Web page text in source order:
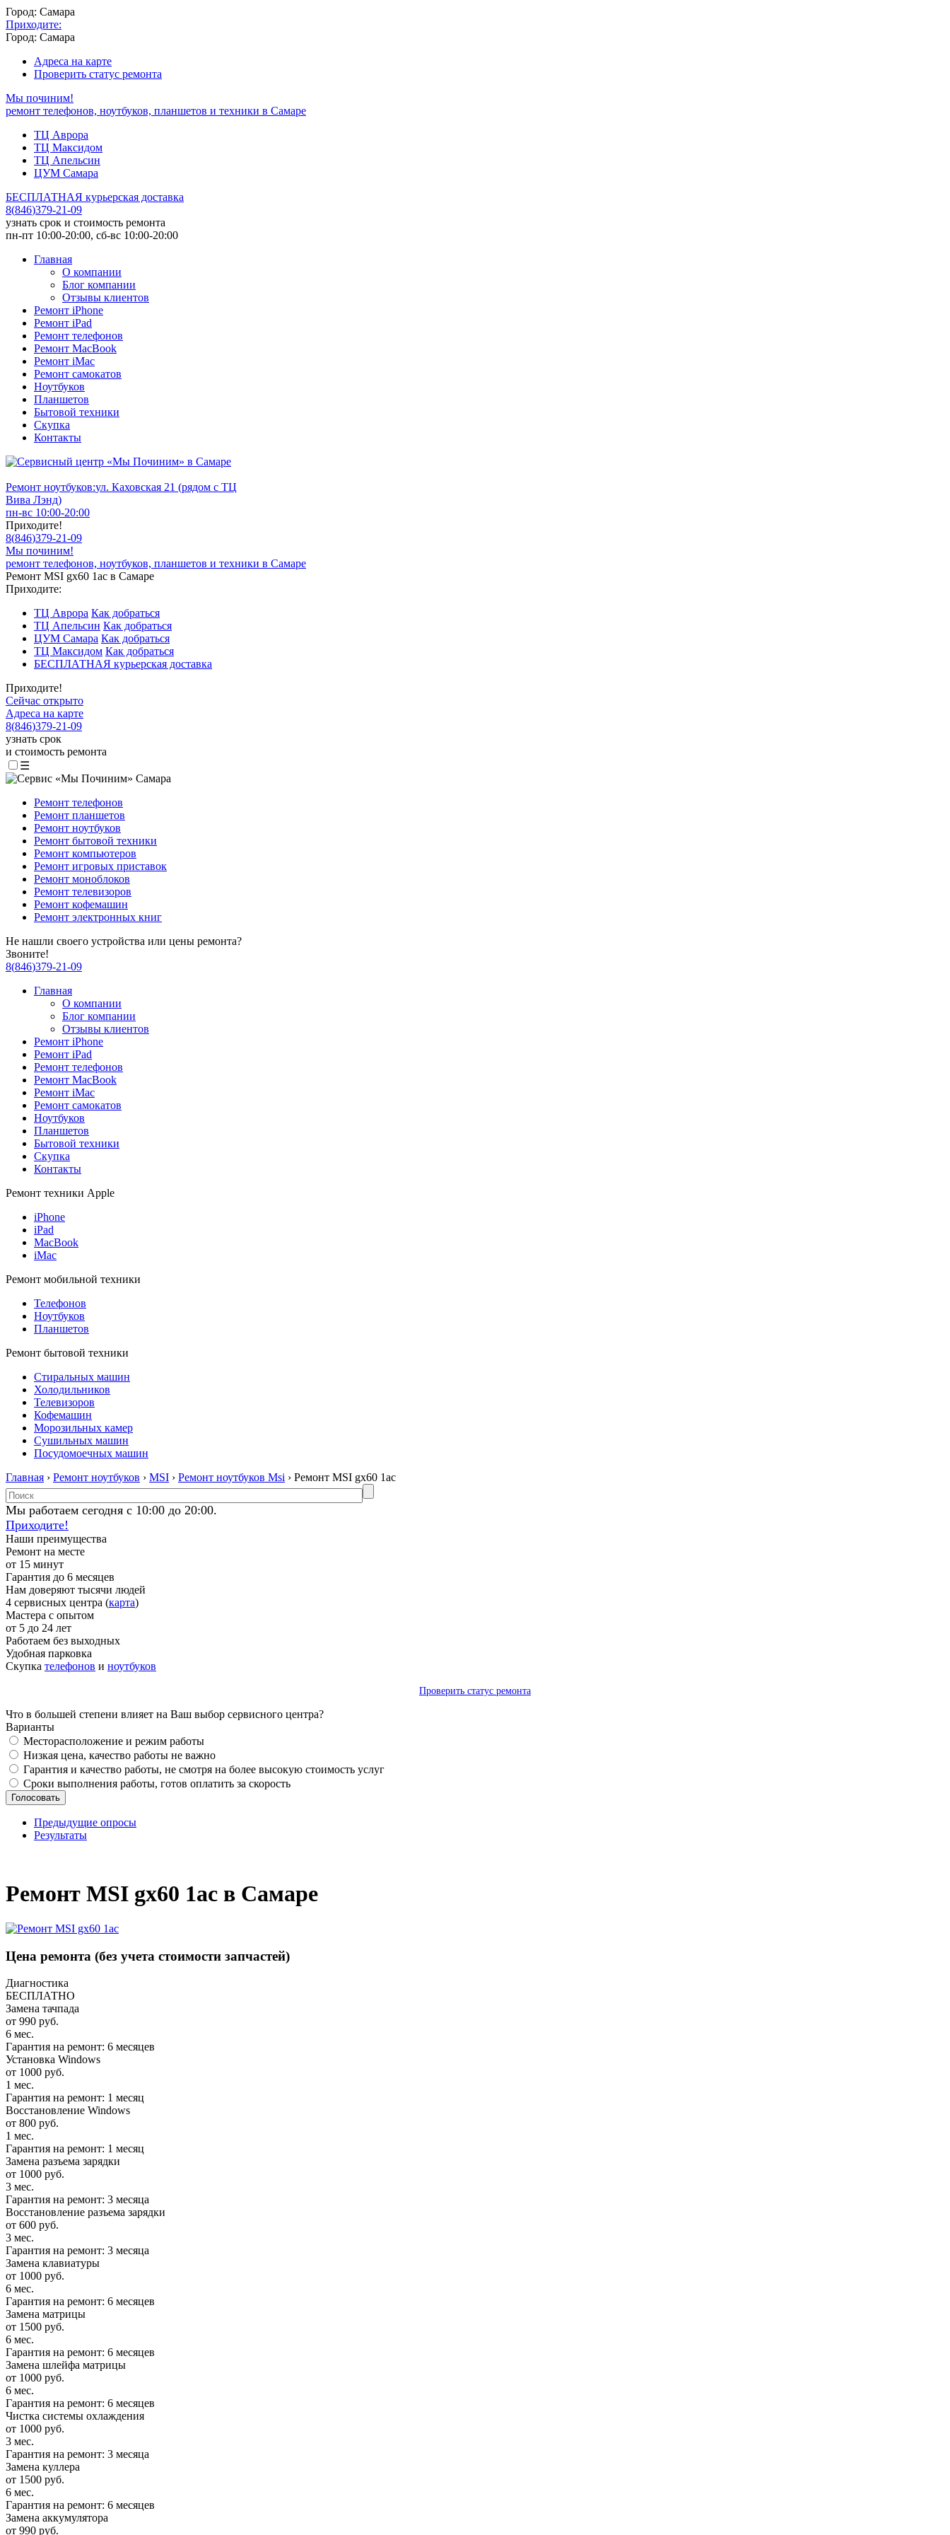
Город: Самара
Приходите:
Город: Самара
Адреса на карте
Проверить статус ремонта
Мы починим!
ремонт телефонов, ноутбуков, планшетов и техники в Самаре
ТЦ Аврора
ТЦ Максидом
ТЦ Апельсин
ЦУМ Самара
БЕСПЛАТНАЯ курьерская доставка
8(846)379-21-09
узнать срок и стоимость ремонта
пн-пт 10:00-20:00, сб-вс 10:00-20:00
Главная
О компании
Блог компании
Отзывы клиентов
Ремонт iPhone
Ремонт iPad
Ремонт телефонов
Ремонт MacBook
Ремонт iMac
Ремонт самокатов
Ноутбуков
Планшетов
Бытовой техники
Скупка
Контакты
Ремонт ноутбуков:ул. Каховская 21 (рядом с ТЦ
Вива Лэнд)
пн-вс 10:00-20:00
Приходите!
8(846)379-21-09
Мы починим!
ремонт телефонов, ноутбуков, планшетов и техники в Самаре
Ремонт MSI gx60 1ac в Самаре
Приходите:
ТЦ Аврора Как добраться
ТЦ Апельсин Как добраться
ЦУМ Самара Как добраться
ТЦ Максидом Как добраться
БЕСПЛАТНАЯ курьерская доставка
Приходите!
Сейчас открыто
Адреса на карте
8(846)379-21-09
узнать срок
и стоимость ремонта
☰
Ремонт телефонов
Ремонт планшетов
Ремонт ноутбуков
Ремонт бытовой техники
Ремонт компьютеров
Ремонт игровых приставок
Ремонт моноблоков
Ремонт телевизоров
Ремонт кофемашин
Ремонт электронных книг
Не нашли своего устройства или цены ремонта?
Звоните!
8(846)379-21-09
Главная
О компании
Блог компании
Отзывы клиентов
Ремонт iPhone
Ремонт iPad
Ремонт телефонов
Ремонт MacBook
Ремонт iMac
Ремонт самокатов
Ноутбуков
Планшетов
Бытовой техники
Скупка
Контакты
Ремонт техники Apple
iPhone
iPad
MacBook
iMac
Ремонт мобильной техники
Телефонов
Ноутбуков
Планшетов
Ремонт бытовой техники
Стиральных машин
Холодильников
Телевизоров
Кофемашин
Морозильных камер
Сушильных машин
Посудомоечных машин
Главная › Ремонт ноутбуков › MSI › Ремонт ноутбуков Msi › Ремонт MSI gx60 1ac
Мы работаем сегодня с 10:00 до 20:00.
Приходите!
Наши преимущества
Ремонт на месте
от 15 минут
Гарантия до 6 месяцев
Нам доверяют тысячи людей
4 сервисных центра (карта)
Мастера с опытом
от 5 до 24 лет
Работаем без выходных
Удобная парковка
Скупка телефонов и ноутбуков
Проверить статус ремонта
Что в большей степени влияет на Ваш выбор сервисного центра?
Варианты
Месторасположение и режим работы
Низкая цена, качество работы не важно
Гарантия и качество работы, не смотря на более высокую стоимость услуг
Сроки выполнения работы, готов оплатить за скорость
Предыдущие опросы
Результаты
Ремонт MSI gx60 1ac в Самаре
Цена ремонта (без учета стоимости запчастей)
Диагностика
БЕСПЛАТНО
Замена тачпада
от 990 руб.
6 мес.
Гарантия на ремонт: 6 месяцев
Установка Windows
от 1000 руб.
1 мес.
Гарантия на ремонт: 1 месяц
Восстановление Windows
от 800 руб.
1 мес.
Гарантия на ремонт: 1 месяц
Замена разъема зарядки
от 1000 руб.
3 мес.
Гарантия на ремонт: 3 месяца
Восстановление разъема зарядки
от 600 руб.
3 мес.
Гарантия на ремонт: 3 месяца
Замена клавиатуры
от 1000 руб.
6 мес.
Гарантия на ремонт: 6 месяцев
Замена матрицы
от 1500 руб.
6 мес.
Гарантия на ремонт: 6 месяцев
Замена шлейфа матрицы
от 1000 руб.
6 мес.
Гарантия на ремонт: 6 месяцев
Чистка системы охлаждения
от 1000 руб.
3 мес.
Гарантия на ремонт: 3 месяца
Замена куллера
от 1500 руб.
6 мес.
Гарантия на ремонт: 6 месяцев
Замена аккумулятора
от 990 руб.